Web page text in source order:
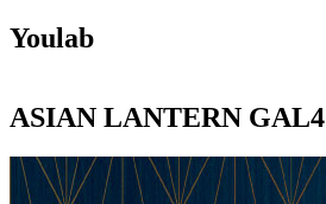
Youlab
ASIAN LANTERN GAL4